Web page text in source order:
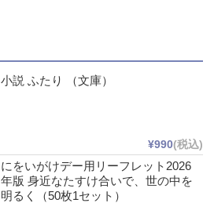
小説 ふたり （文庫）
¥990(税込)
にをいがけデー用リーフレット2026
年版 身近なたすけ合いで、世の中を
明るく（50枚1セット）